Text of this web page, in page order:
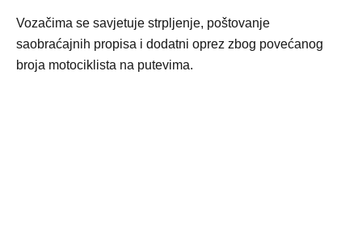
Vozačima se savjetuje strpljenje, poštovanje
saobraćajnih propisa i dodatni oprez zbog povećanog
broja motociklista na putevima.